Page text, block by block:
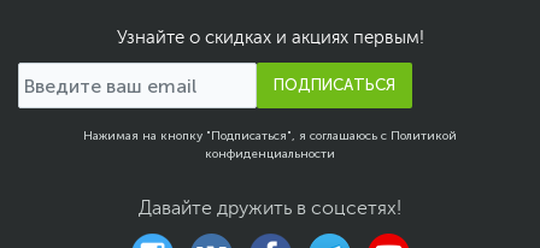
Узнайте о скидках и акциях первым!
ПОДПИСАТЬСЯ
Нажимая на кнопку "Подписаться", я соглашаюсь с Политикой
конфиденциальности
Давайте дружить в соцсетях!